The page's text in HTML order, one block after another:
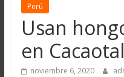
Perú
Usan
en
noviembre 6, 2020